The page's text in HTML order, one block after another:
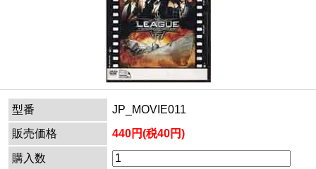
型番
JP_MOVIE011
販売価格
440円(税40円)
購入数